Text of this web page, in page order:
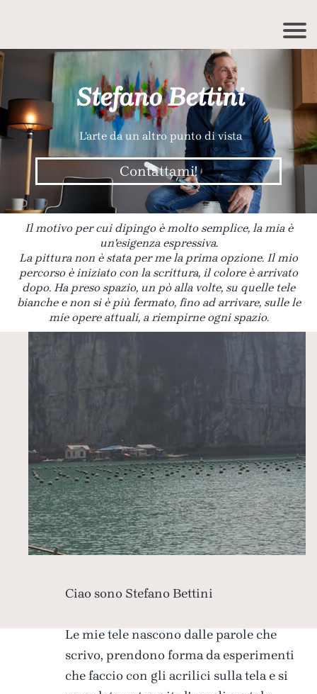
Stefano Bettini
L'arte da un altro punto di vista
Contattami!
Il motivo per cui dipingo è molto semplice, la mia è
un'esigenza espressiva.
La pittura non è stata per me la prima opzione. Il mio
percorso è iniziato con la scrittura, il colore è arrivato
dopo. Ha preso spazio, un pò alla volte, su quelle tele
bianche e non si è più fermato, fino ad arrivare, sulle le
mie opere attuali, a riempirne ogni spazio.
Ciao sono Stefano Bettini
Le mie tele nascono dalle parole che
scrivo, prendono forma da esperimenti
che faccio con gli acrilici sulla tela e si